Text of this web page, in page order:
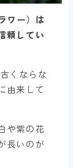
ワー）は
頼してい
くならな
由来して
や紫の花
長いのが